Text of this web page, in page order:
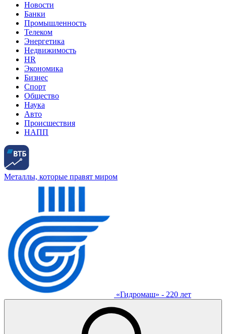
Новости
Банки
Промышленность
Телеком
Энергетика
Недвижимость
HR
Экономика
Бизнес
Спорт
Общество
Наука
Авто
Происшествия
НАПП
Металлы, которые правят миром
«Гидромаш» - 220 лет